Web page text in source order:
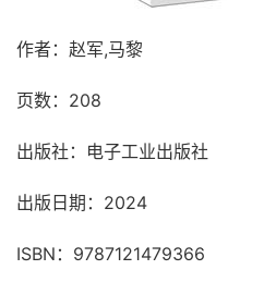
作者：赵军,马黎
页数：208
出版社：电子工业出版社
出版日期：2024
ISBN：9787121479366